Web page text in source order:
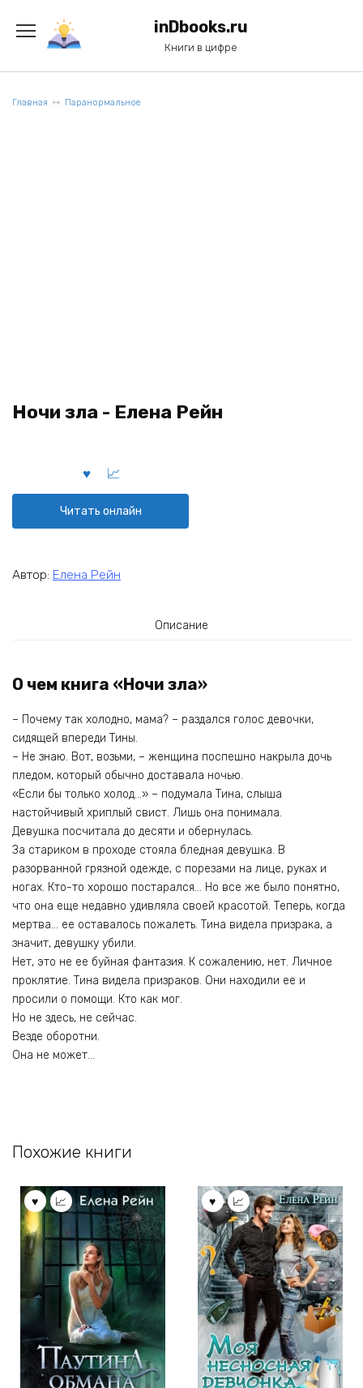
содержанию
inDbooks.ru
Книги в цифре
Главная Паранормальное
Ночи зла - Елена Рейн
Читать онлайн
Автор: Елена Рейн
Описание
О чем книга «Ночи зла»
– Почему так холодно, мама? – раздался голос девочки,
сидящей впереди Тины.
– Не знаю. Вот, возьми, – женщина поспешно накрыла дочь
пледом, который обычно доставала ночью.
«Если бы только холод…» – подумала Тина, слыша
настойчивый хриплый свист. Лишь она понимала.
Девушка посчитала до десяти и обернулась.
За стариком в проходе стояла бледная девушка. В
разорванной грязной одежде, с порезами на лице, руках и
ногах. Кто-то хорошо постарался… Но все же было понятно,
что она еще недавно удивляла своей красотой. Теперь, когда
мертва… ее оставалось пожалеть. Тина видела призрака, а
значит, девушку убили.
Нет, это не ее буйная фантазия. К сожалению, нет. Личное
проклятие. Тина видела призраков. Они находили ее и
просили о помощи. Кто как мог.
Но не здесь, не сейчас.
Везде оборотни.
Она не может…
Похожие книги